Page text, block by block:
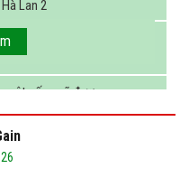
Lan 2
tới mục tiêu 3,4 tỷ lít
vật sống sẽ được